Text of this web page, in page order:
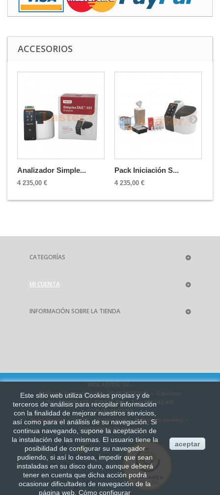
ACCESORIOS
Analizador Simple...
4 235,00 €
Pack Iniciación S...
4 235,00 €
CATEGORÍAS
MI CUENTA
INFORMACIÓN SOBRE LA TIENDA
Este sitio web utiliza Cookies propias y de
terceros de análisis para recopilar información
con la finalidad de mejorar nuestros servicios,
así como para el análisis de su navegación. Si
continua navegando, supone la aceptación de
la instalación de las mismas. El usuario tiene la
posibilidad de configurar su navegador
pudiendo, si así lo desea, impedir que sean
instaladas en su disco duro, aunque deberá
tener en cuenta que dicha acción podrá
ocasionar dificultades de navegación de la
página web. Cómo configurar
aceptar
Polígono Aranaztegi 4B • 20140 ANDOAIN • Gipuzkoa
Tel.: 943 300 813 y 639 619 494 • Fax: 943 243 449
C.I.F.: B-20843769
Subscripcion •e-mail•Aviso Legal • Política de cookies
Condiciones de compra